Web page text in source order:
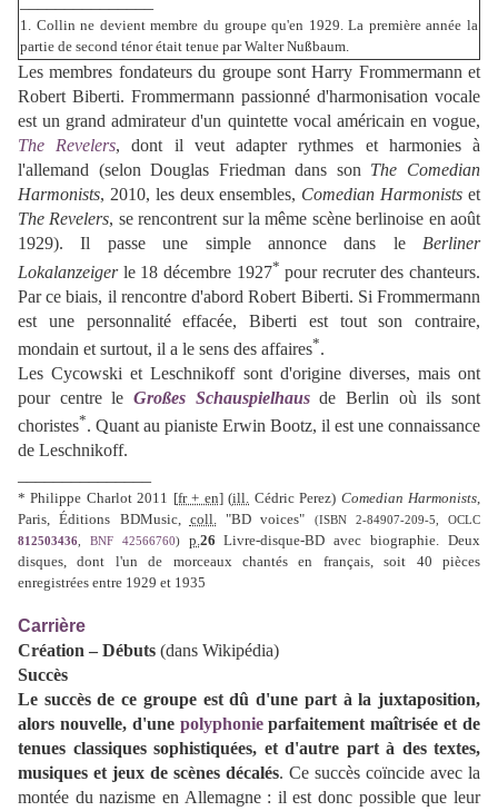
1. Collin ne devient membre du groupe qu'en 1929. La première année la
partie de second ténor était tenue par Walter Nußbaum.
Les membres fondateurs du groupe sont Harry Frommermann et
Robert Biberti. Frommermann passionné d'harmonisation vocale
est un grand admirateur d'un quintette vocal américain en vogue,
The Revelers, dont il veut adapter rythmes et harmonies à
l'allemand (selon Douglas Friedman dans son The Comedian
Harmonists, 2010, les deux ensembles, Comedian Harmonists et
The Revelers, se rencontrent sur la même scène berlinoise en août
1929).Il passe une simple annonce dans le Berliner
Lokalanzeigerle 18 décembre 1927* pour recruter des chanteurs.
Par ce biais, il rencontre d'abord Robert Biberti. Si Frommermann
est une personnalité effacée, Biberti est tout son contraire,
mondain et surtout, il a le sens des affaires*.
Les Cycowski et Leschnikoff sont d'origine diverses, mais ont
pour centre le Großes Schauspielhausde Berlin où ils sont
choristes*. Quant au pianiste Erwin Bootz, il est une connaissance
de Leschnikoff.
*Philippe Charlot2011 [fr + en](ill. Cédric Perez) Comedian Harmonists,
Paris, Éditions BDMusic, coll."BD voices" (ISBN 2-84907-209-5 , OCLC
812503436
BNF 42566760) p.26 Livre-disque-BD avec biographie. Deux
disques, dont l'un de morceaux chantés en français, soit 40 pièces
enregistrées entre 1929 et 1935
Carrière
Création – Débuts (dans Wikipédia)
Succès
Le succès de ce groupe est dû d'une part à la juxtaposition,
alors nouvelle, d'une polyphonie parfaitement maîtrisée et de
tenues classiques sophistiquées, et d'autre part à des textes,
musiques et jeux de scènes décalés. Ce succès coïncide avec la
montée du nazisme en Allemagne : il est donc possible que leur